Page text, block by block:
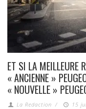
ET SI LA MEILLEURE
« ANCIENNE »
« NOUVELLE »
La Redaction / 15